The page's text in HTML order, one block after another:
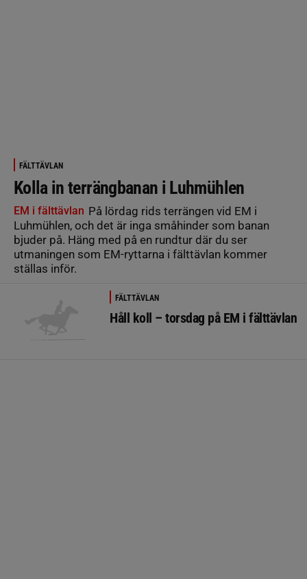
FÄLTTÄVLAN
Kolla in terrängbanan i Luhmühlen
EM i fälttävlan På lördag rids terrängen vid EM i
Luhmühlen, och det är inga småhinder som banan
bjuder på. Häng med på en rundtur där du ser
utmaningen som EM-ryttarna i fälttävlan kommer
ställas inför.
FÄLTTÄVLAN
Håll koll – torsdag på EM i fälttävlan